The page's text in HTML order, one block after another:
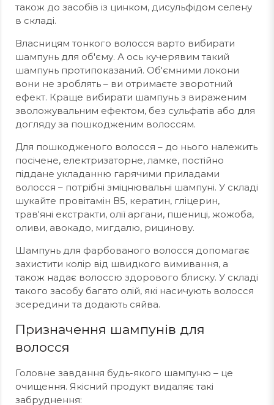
також до засобів із цинком, дисульфідом селену
в складі.
Власницям тонкого волосся варто вибирати
шампунь для об'єму. А ось кучерявим такий
шампунь протипоказаний. Об'ємними локони
вони не зроблять – ви отримаєте зворотний
ефект. Краще вибирати шампунь з вираженим
зволожувальним ефектом, без сульфатів або для
догляду за пошкодженим волоссям.
Для пошкодженого волосся – до нього належить
посічене, електризаторне, ламке, постійно
піддане укладанню гарячими приладами
волосся – потрібні зміцнювальні шампуні. У складі
шукайте провітамін В5, кератин, гліцерин,
трав'яні екстракти, олії аргани, пшениці, жожоба,
оливи, авокадо, мигдалю, рицинову.
Шампунь для фарбованого волосся допомагає
захистити колір від швидкого вимивання, а
також надає волоссю здорового блиску. У складі
такого засобу багато олій, які насичують волосся
зсередини та додають сяйва.
Призначення шампунів для
волосся
Головне завдання будь-якого шампуню – це
очищення. Якісний продукт видаляє такі
забруднення: